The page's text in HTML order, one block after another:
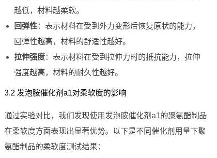
越低，材料越柔软。
回弹性：表示材料在受到外力变形后恢复原状的能力，
回弹性越高，材料的舒适性越好。
拉伸强度：表示材料在受到拉伸力时的抵抗能力，拉伸
强度越高，材料的耐久性越好。
3.2 发泡胺催化剂a1对柔软度的影响
通过实验对比，我们发现使用发泡胺催化剂a1的聚氨酯制品
在柔软度方面表现出显著优势。以下是不同催化剂用量下聚
氨酯制品的柔软度测试结果：